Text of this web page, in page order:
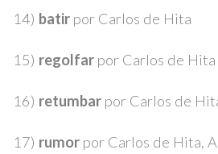
14) batir por Carlos de Hita
15) regolfar por Carlos de Hita
16) retumbar por Carlos de
17) rumor por Carlos de Hita,